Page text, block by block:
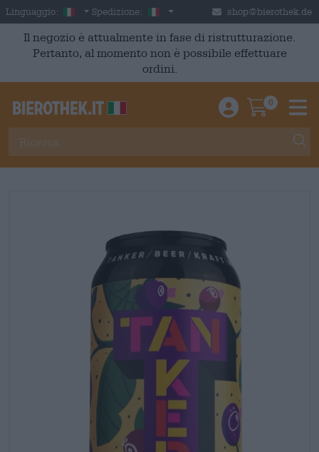
Skip to main content
Linguaggio: Italian
Spedizione: Italia shop@bierothek.de
Il negozio è attualmente in fase di ristrutturazione.
Pertanto, al momento non è possibile effettuare
ordini.
Einloggen /
0